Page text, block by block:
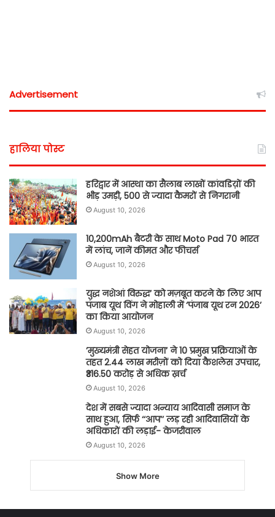
Advertisement
हालिया पोस्ट
हरिद्वार में आस्था का सैलाब लाखों कांवडिय़ों की
भीड़ उमड़ी, 500 से ज्यादा कैमरों से निगरानी
August 10, 2026
10,200mAh बैटरी के साथ Moto Pad 70 भारत
में लांच, जानें कीमत और फीचर्स
August 10, 2026
युद्ध नशेआं विरुद्ध’ को मज़बूत करने के लिए आप
पंजाब यूथ विंग ने मोहाली में ‘पंजाब यूथ रन 2026’
का किया आयोजन
August 10, 2026
’मुख्यमंत्री सेहत योजना’ ने 10 प्रमुख प्रक्रियाओं के
तहत 2.44 लाख मरीज़ों को दिया कैशलेस उपचार,
₹316.50 करोड़ से अधिक ख़र्च
August 10, 2026
देश में सबसे ज्यादा अन्याय आदिवासी समाज के
साथ हुआ, सिर्फ ‘‘आप’’ लड़ रही आदिवासियों के
अधिकारों की लड़ाई- केजरीवाल
August 10, 2026
Show More